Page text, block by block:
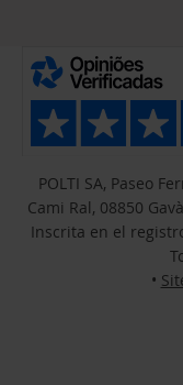
POLTI SA, Paseo
Cami Ral, 08850
Inscrita en el
•